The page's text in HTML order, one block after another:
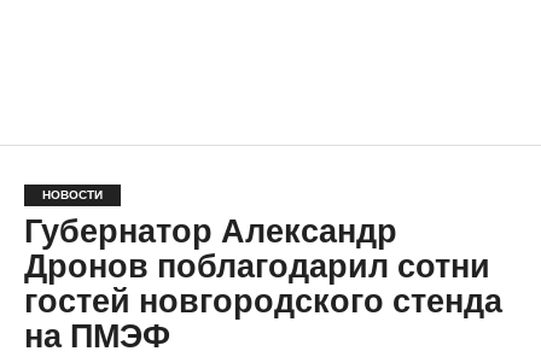
НОВОСТИ
Губернатор Александр
Дронов поблагодарил сотни
гостей новгородского стенда
на ПМЭФ